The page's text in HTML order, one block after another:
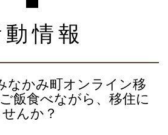
情報
なかみ町オンライン移
飯食べながら、移住に
んか？